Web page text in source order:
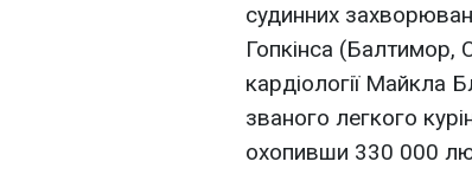
судинних
Гопкінса
кардіології Майкла
званого легкого
охопивши 330 000